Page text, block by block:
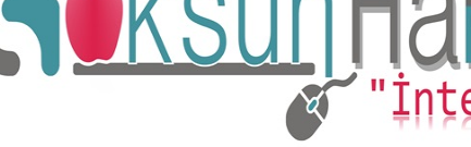
Bertiz’in Yeni Köprüsünde Sona Doğru.